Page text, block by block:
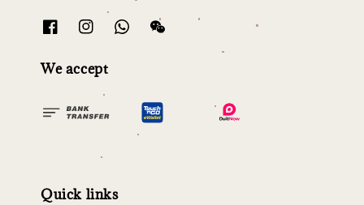
We accept
Quick links